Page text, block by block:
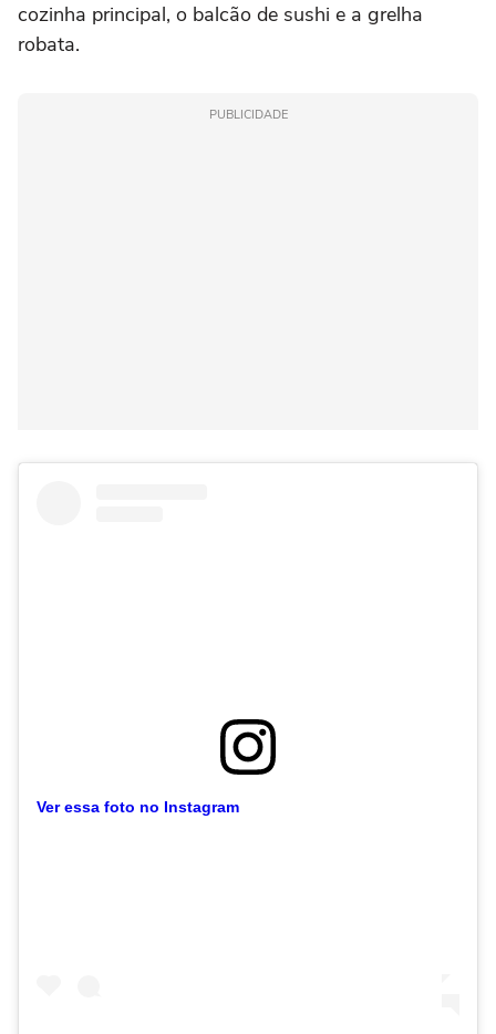
cozinha principal, o balcão de sushi e a grelha
robata.
PUBLICIDADE
Ver essa foto no Instagram